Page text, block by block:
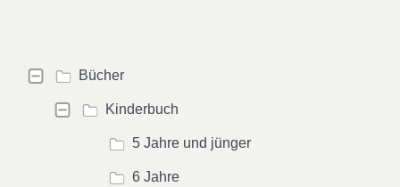
Bücher
Kinderbuch
5 Jahre und jünger
6 Jahre